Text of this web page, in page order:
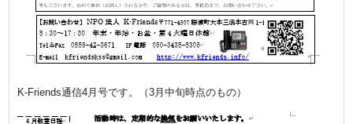
K-Friends通信4月号です。（3月中旬時点のもの）